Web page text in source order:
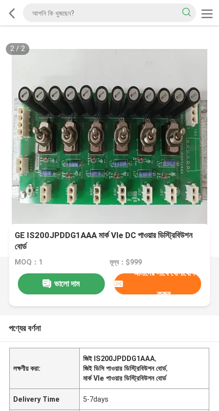
2/ 2
GE IS200JPDDG1AAA মার্ক VIe DC পাওয়ার ডিস্ট্রিবিউশন
বোর্ড
MOQ：1 মূল্য：$999
ভালো দাম
আমাদের সাথে যোগাযোগ
করুন
পণ্যের বর্ণনা
লক্ষণীয় করা:
জিই IS200JPDDG1AAA,
জিই ডিসি পাওয়ার ডিস্ট্রিবিউশন বোর্ড,
মার্ক VIe পাওয়ার ডিস্ট্রিবিউশন বোর্ড
Delivery Time 5-7days